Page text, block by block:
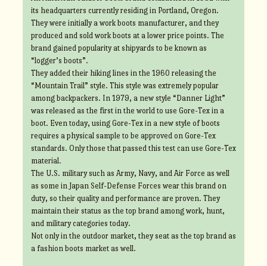
its headquarters currently residing in Portland, Oregon.
They were initially a work boots manufacturer, and they
produced and sold work boots at a lower price points. The
brand gained popularity at shipyards to be known as
“logger’s boots”.
They added their hiking lines in the 1960 releasing the
“Mountain Trail” style. This style was extremely popular
among backpackers. In 1979, a new style “Danner Light”
was released as the first in the world to use Gore-Tex in a
boot. Even today, using Gore-Tex in a new style of boots
requires a physical sample to be approved on Gore-Tex
standards. Only those that passed this test can use Gore-Tex
material.
The U.S. military such as Army, Navy, and Air Force as well
as some in Japan Self-Defense Forces wear this brand on
duty, so their quality and performance are proven. They
maintain their status as the top brand among work, hunt,
and military categories today.
Not only in the outdoor market, they seat as the top brand as
a fashion boots market as well.